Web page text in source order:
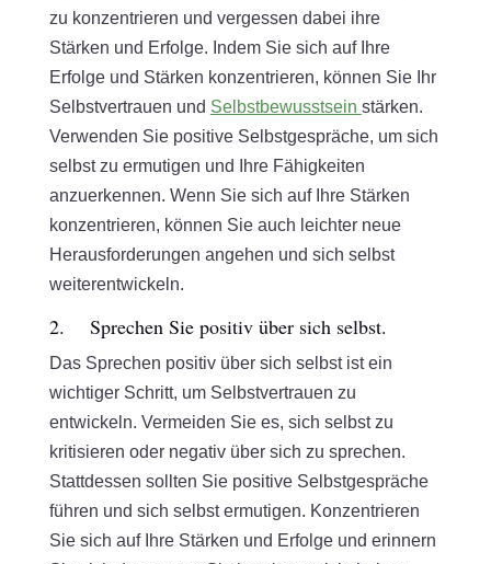
zu konzentrieren und vergessen dabei ihre
Stärken und Erfolge. Indem Sie sich auf Ihre
Erfolge und Stärken konzentrieren, können Sie Ihr
Selbstvertrauen und Selbstbewusstsein stärken.
Verwenden Sie positive Selbstgespräche, um sich
selbst zu ermutigen und Ihre Fähigkeiten
anzuerkennen. Wenn Sie sich auf Ihre Stärken
konzentrieren, können Sie auch leichter neue
Herausforderungen angehen und sich selbst
weiterentwickeln.
2. Sprechen Sie positiv über sich selbst.
Das Sprechen positiv über sich selbst ist ein
wichtiger Schritt, um Selbstvertrauen zu
entwickeln. Vermeiden Sie es, sich selbst zu
kritisieren oder negativ über sich zu sprechen.
Stattdessen sollten Sie positive Selbstgespräche
führen und sich selbst ermutigen. Konzentrieren
Sie sich auf Ihre Stärken und Erfolge und erinnern